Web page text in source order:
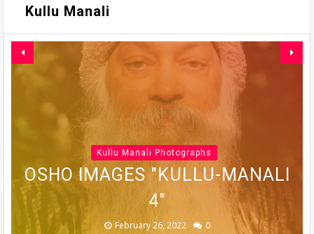
Kullu Manali
OSHO IMAGES "KULLU-MANALI
5"
February 26, 2022 0
OSHO IMAGES "KULLU-MANALI
6"
February 26, 2022 0
OSHO IMAGES "KULLU-MANALI
7"
February 26, 2022 0
Kullu Manali Photographs
OSHO IMAGES "KULLU-MANALI
4"
February 26, 2022 0
OSHO IMAGES "KULLU-MANALI
3"
February 26, 2022 0